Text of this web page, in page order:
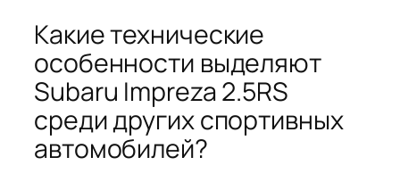
Какие технические
особенности выделяют
Subaru Impreza 2.5RS
среди других спортивных
автомобилей?